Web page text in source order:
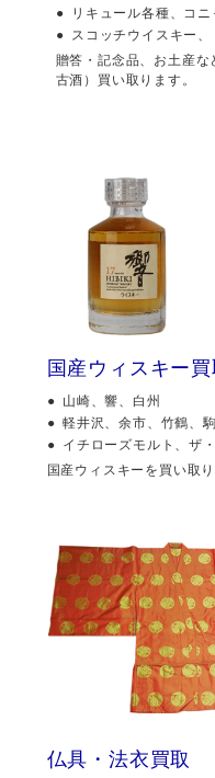
リキュール各種、コ
スコッチウイスキー
贈答・記念品、お土産な
古酒）買い取ります。
国産ウィスキー買
山崎、響、白州
軽井沢、余市、竹鶴、
イチローズモルト、ザ
国産ウィスキーを買い取り
仏具・法衣買取